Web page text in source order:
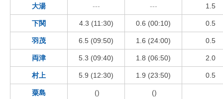
大湯 --- --- 1.5
下関 4.3 (11:30) 0.6 (00:10) 0.5
羽茂 6.5 (09:50) 1.6 (24:00) 0.5
両津 5.3 (09:40) 1.8 (06:50) 2.0
村上 5.9 (12:30) 1.9 (23:50) 0.5
粟島 () ()